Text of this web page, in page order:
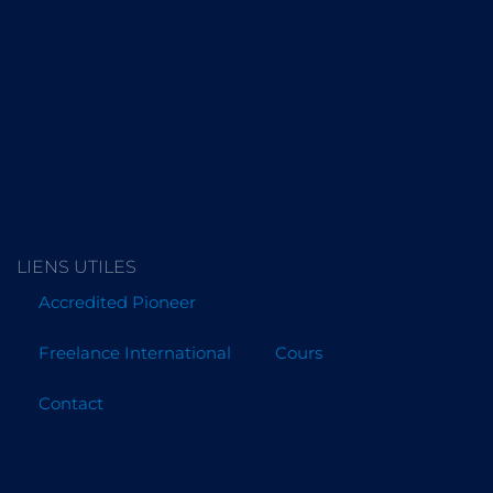
LIENS UTILES
Accredited Pioneer
Freelance International Cours
Contact